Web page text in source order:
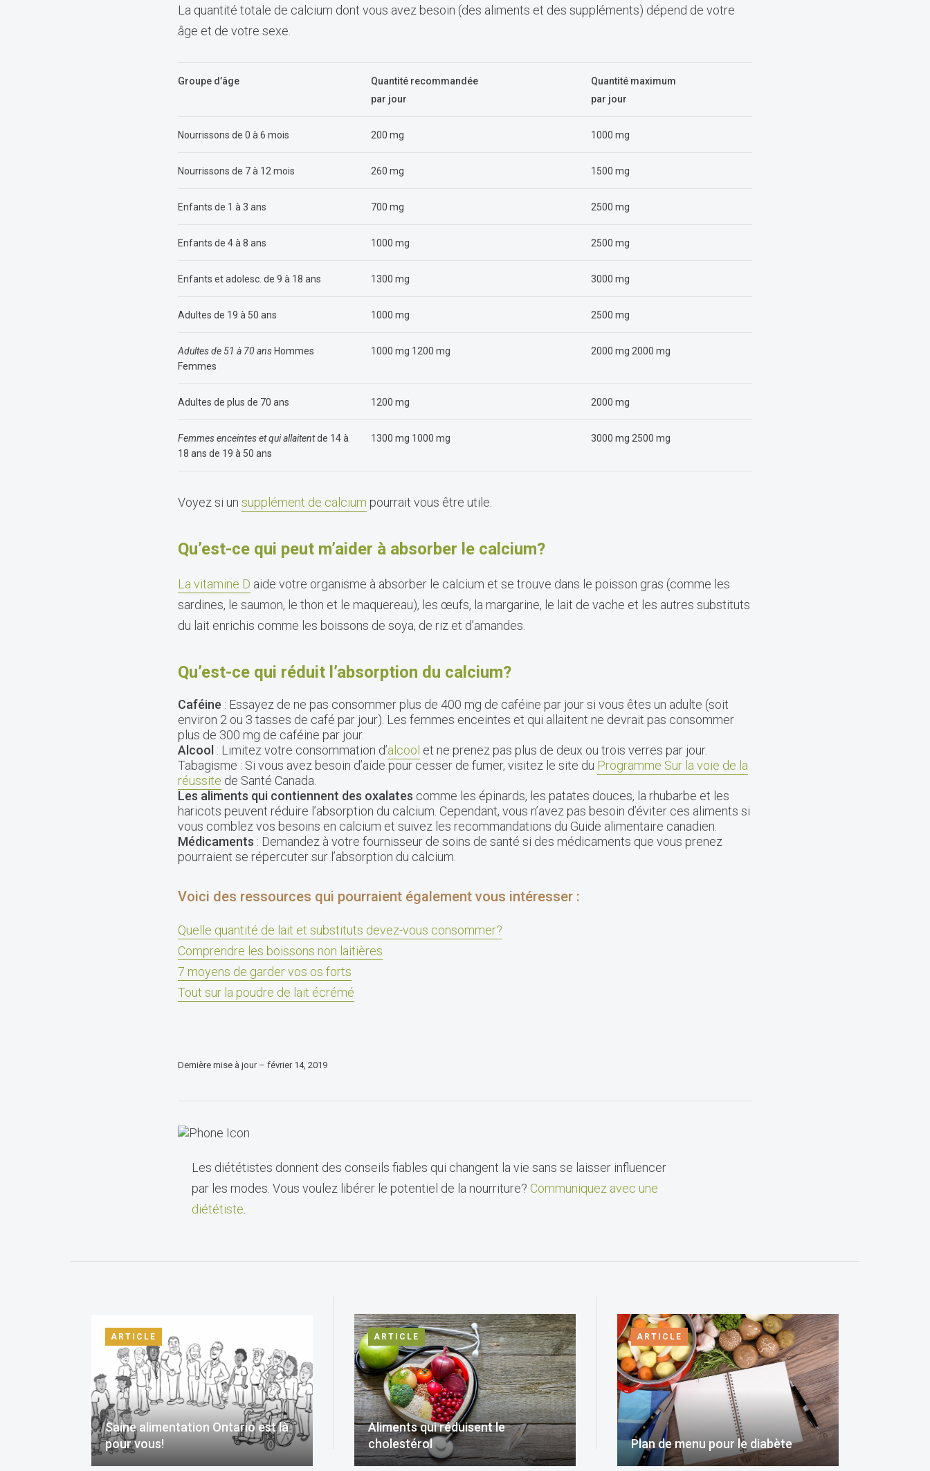
La quantité totale de calcium dont vous avez besoin (des aliments et des suppléments) dépend de votre
âge et de votre sexe.
Groupe d’âge
Quantité recommandée
par jour
Quantité maximum
par jour
Nourrissons de 0 à 6 mois 200 mg 1000 mg
Nourrissons de 7 à 12 mois 260 mg 1500 mg
Enfants de 1 à 3 ans 700 mg 2500 mg
Enfants de 4 à 8 ans 1000 mg 2500 mg
Enfants et adolesc. de 9 à 18 ans 1300 mg 3000 mg
Adultes de 19 à 50 ans 1000 mg 2500 mg
Adultes de 51 à 70 ans Hommes
Femmes
1000 mg 1200 mg 2000 mg 2000 mg
Adultes de plus de 70 ans 1200 mg 2000 mg
Femmes enceintes et qui allaitentde 14 à
18 ans de 19 à 50 ans
1300 mg 1000 mg 3000 mg 2500 mg
Voyez si un supplément de calcium pourrait vous être utile.
Qu’est-ce qui peut m’aider à absorber le calcium?
La vitamine D aide votre organisme à absorber le calcium et se trouve dans le poisson gras (comme les
sardines, le saumon, le thon et le maquereau), les œufs, la margarine, le lait de vache et les autres substituts
du lait enrichis comme les boissons de soya, de riz et d’amandes.
Qu’est-ce qui réduit l’absorption du calcium?
Caféine : Essayez de ne pas consommer plus de 400 mg de caféine par jour si vous êtes un adulte (soit
environ 2 ou 3 tasses de café par jour). Les femmes enceintes et qui allaitent ne devrait pas consommer
plus de 300 mg de caféine par jour.
Alcool : Limitez votre consommation d’alcool et ne prenez pas plus de deux ou trois verres par jour.
Tabagisme : Si vous avez besoin d’aide pour cesser de fumer, visitez le site du Programme Sur la voie de la
réussite de Santé Canada.
Les aliments qui contiennent des oxalates comme les épinards, les patates douces, la rhubarbe et les
haricots peuvent réduire l’absorption du calcium. Cependant, vous n’avez pas besoin d’éviter ces aliments si
vous comblez vos besoins en calcium et suivez les recommandations du Guide alimentaire canadien.
Médicaments : Demandez à votre fournisseur de soins de santé si des médicaments que vous prenez
pourraient se répercuter sur l’absorption du calcium.
Voici des ressources qui pourraient également vous intéresser :
Quelle quantité de lait et substituts devez-vous consommer?
Comprendre les boissons non laitières
7 moyens de garder vos os forts
Tout sur la poudre de lait écrémé
Dernière mise à jour – février 14, 2019
Les diététistes donnent des conseils fiables qui changent la vie sans se laisser influencer
par les modes. Vous voulez libérer le potentiel de la nourriture? Communiquez avec une
diététiste
ARTICLE
Saine alimentation Ontario est là
pour vous!
ARTICLE
Aliments qui réduisent le
cholestérol
ARTICLE
Plan de menu pour le diabète